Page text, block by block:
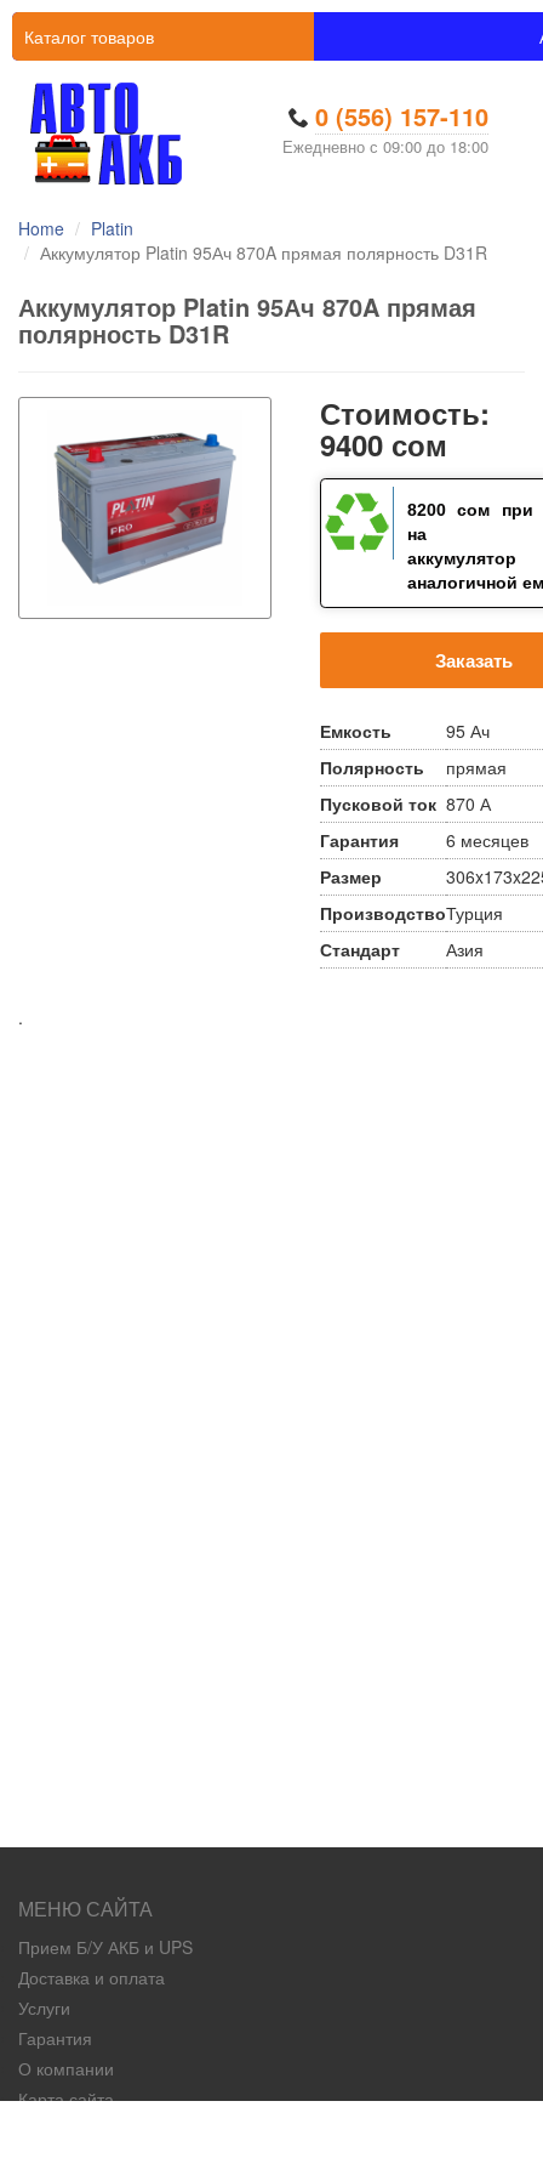
Каталог товаров
0 (556) 157-110
Ежедневно с 09:00 до 18:00
Home
Platin
Аккумулятор Platin 95Ач 870A прямая полярность D31R
Аккумулятор Platin 95Ач 870A прямая
полярность D31R
Стоимость:
9400 сом
8200 сом при
на
аккумулятор
аналогичной
Заказать
Емкость
95 Ач
Полярность
прямая
Пусковой ток 870 А
Гарантия
6 месяцев
Размер
ПроизводствоТурция
Стандарт
Азия
.
МЕНЮ САЙТА
Прием Б/У АКБ и UPS
Доставка и оплата
Услуги
Гарантия
О компании
Карта сайта